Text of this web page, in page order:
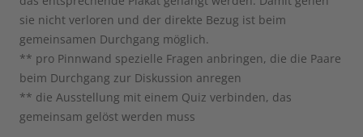
sie nicht verloren und der direkte Bezug ist beim
gemeinsamen Durchgang möglich.
** pro Pinnwand spezielle Fragen anbringen, die die Paare
beim Durchgang zur Diskussion anregen
** die Ausstellung mit einem Quiz verbinden, das
gemeinsam gelöst werden muss